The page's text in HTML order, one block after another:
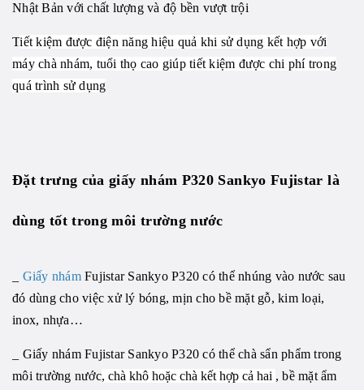
Nhật Bản với chất lượng và độ bền vượt trội
Tiết kiệm được điện năng hiệu quả khi sử dụng kết hợp với
máy chà nhám, tuổi thọ cao giúp tiết kiệm được chi phí trong
quá trình sử dụng
Đặt trưng của giấy nhám P320 Sankyo Fujistar là
dùng tốt trong môi trường nước
Giấy nhámFujistar Sankyo P320 có thể nhúng vào nước sau
đó dùng cho việc xử lý bóng, mịn cho bề mặt gỗ, kim loại,
inox, nhựa…
_ Giấy nhám Fujistar Sankyo P320 có thể chà sẩn phẩm trong
môi trường nước, chà khô hoặc chà kết hợp cả hai , bề mặt ẩm